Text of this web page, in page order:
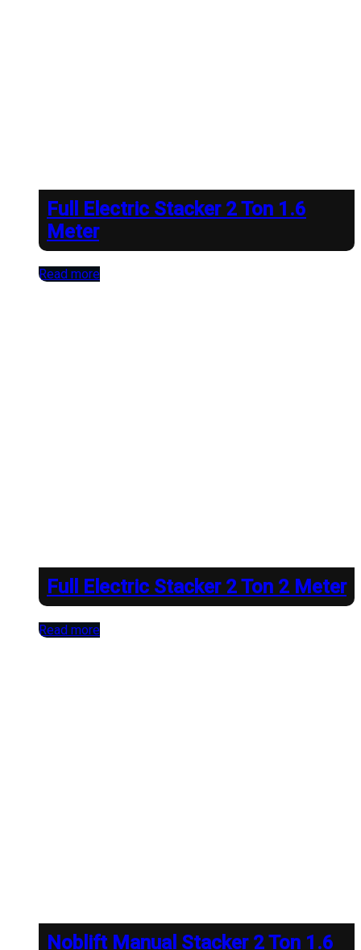
Full Electric Stacker 2 Ton 1.6
Meter
Read more
Full Electric Stacker 2 Ton 2 Meter
Read more
Noblift Manual Stacker 2 Ton 1.6